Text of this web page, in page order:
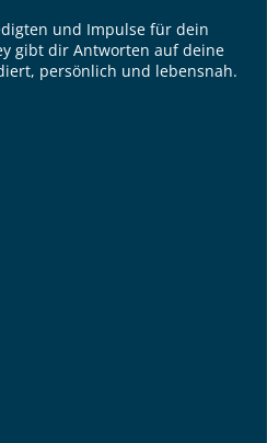
und Impulse für dein
gibt dir Antworten auf deine
persönlich und lebensnah.